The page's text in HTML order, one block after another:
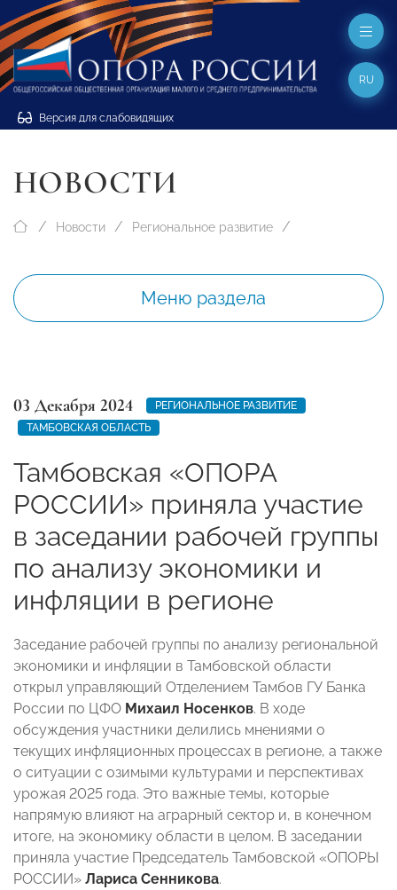
Версия для слабовидящих
RU
НОВОСТИ
Новости Региональное развитие
Меню раздела
03 Декабря 2024
РЕГИОНАЛЬНОЕ РАЗВИТИЕ
ТАМБОВСКАЯ ОБЛАСТЬ
Тамбовская «ОПОРА
РОССИИ» приняла участие
в заседании рабочей группы
по анализу экономики и
инфляции в регионе
Заседание рабочей группы по анализу региональной
экономики и инфляции в Тамбовской области
открыл управляющий Отделением Тамбов ГУ Банка
России по ЦФО Михаил Носенков. В ходе
обсуждения участники делились мнениями о
текущих инфляционных процессах в регионе, а также
о ситуации с озимыми культурами и перспективах
урожая 2025 года. Это важные темы, которые
напрямую влияют на аграрный сектор и, в конечном
итоге, на экономику области в целом. В заседании
приняла участие Председатель Тамбовской «ОПОРЫ
РОССИИ» Лариса Сенникова.